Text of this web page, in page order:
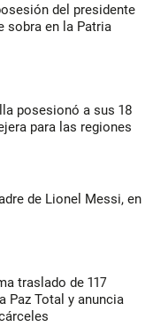
del presidente
sobra en la Patria
posesionó a sus 18
para las regiones
de Lionel Messi, en
traslado de 117
Paz Total y anuncia